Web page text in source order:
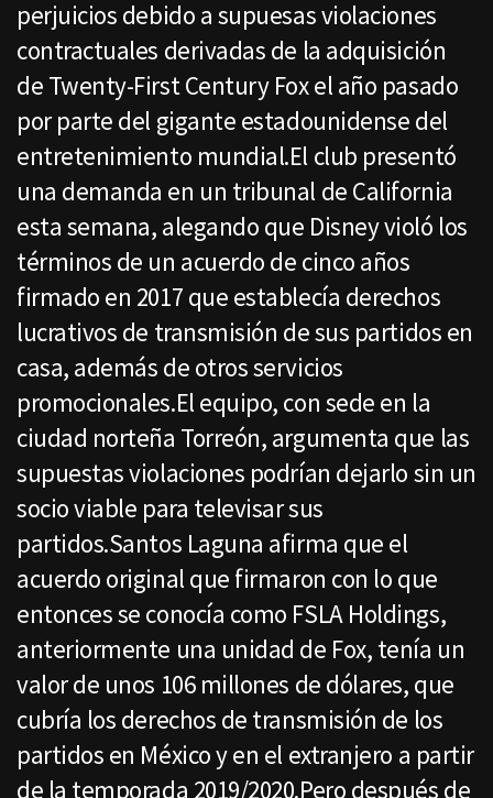
perjuicios debido a supuesas violaciones
contractuales derivadas de la adquisición
de Twenty-First Century Fox el año pasado
por parte del gigante estadounidense del
entretenimiento mundial.El club presentó
una demanda en un tribunal de California
esta semana, alegando que Disney violó los
términos de un acuerdo de cinco años
firmado en 2017 que establecía derechos
lucrativos de transmisión de sus partidos en
casa, además de otros servicios
promocionales.El equipo, con sede en la
ciudad norteña Torreón, argumenta que las
supuestas violaciones podrían dejarlo sin un
socio viable para televisar sus
partidos.Santos Laguna afirma que el
acuerdo original que firmaron con lo que
entonces se conocía como FSLA Holdings,
anteriormente una unidad de Fox, tenía un
valor de unos 106 millones de dólares, que
cubría los derechos de transmisión de los
partidos en México y en el extranjero a partir
de la temporada 2019/2020.Pero después de